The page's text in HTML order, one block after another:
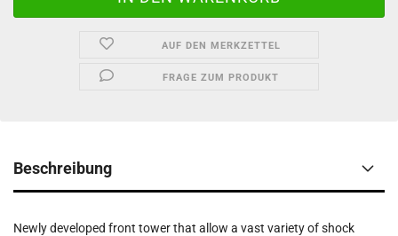
AUF DEN MERKZETTEL
FRAGE ZUM PRODUKT
Beschreibung
Newly developed front tower that allow a vast variety of shock